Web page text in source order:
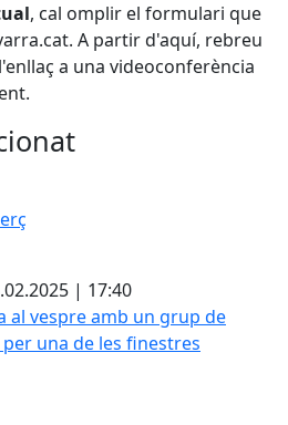
, cal omplir el formulari que
A partir d'aquí, rebreu
a una videoconferència
| 17:40
vespre amb un grup de